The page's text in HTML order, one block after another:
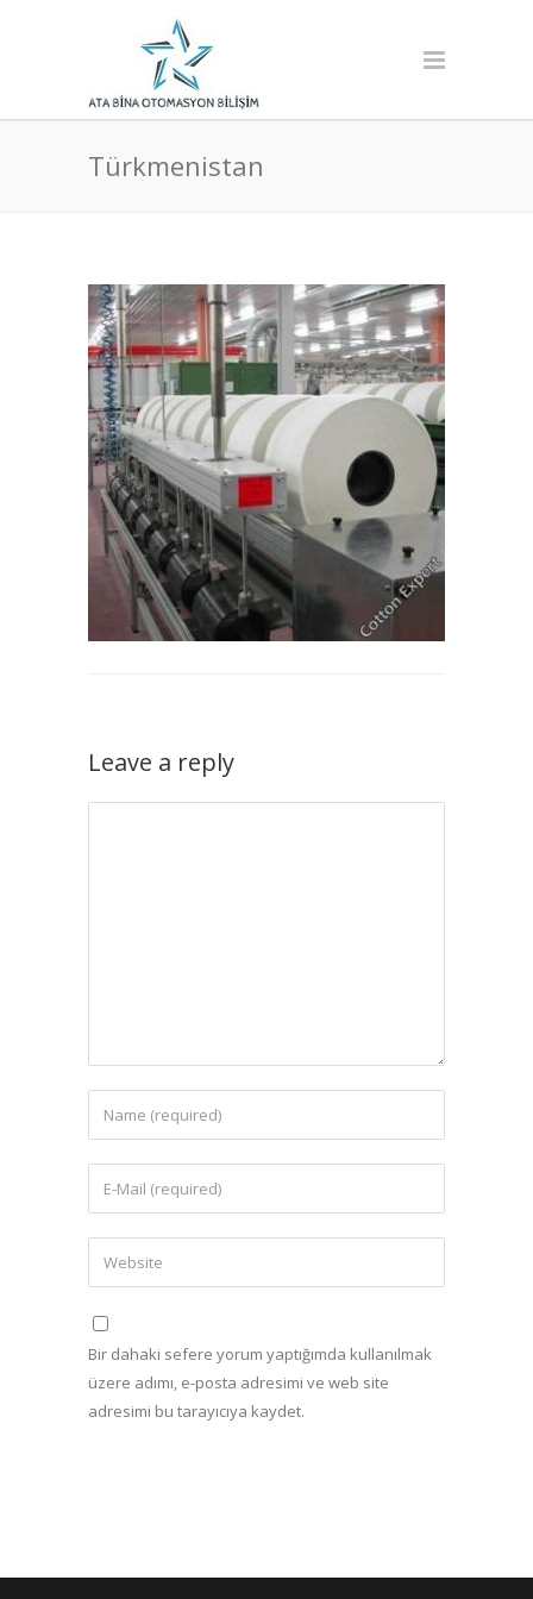
Türkmenistan
Leave a reply
Bir dahaki sefere yorum yaptığımda kullanılmak
üzere adımı, e-posta adresimi ve web site
adresimi bu tarayıcıya kaydet.